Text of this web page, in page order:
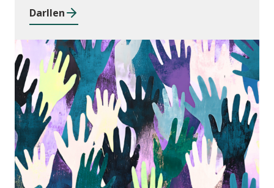
Darllen
Cyhoeddiadau